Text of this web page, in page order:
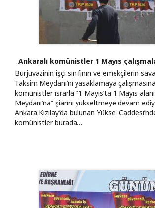
Ankaralı komünistler 1 Mayıs
Burjuvazinin işçi sınıfının ve emekçilerin
Taksim Meydanı’nı yasaklamaya
komünistler ısrarla “1 Mayıs’ta 1 Mayıs
Meydanı’na” şiarını yükseltmeye devam
Ankara Kızılay’da bulunan Yüksel
komünistler burada…